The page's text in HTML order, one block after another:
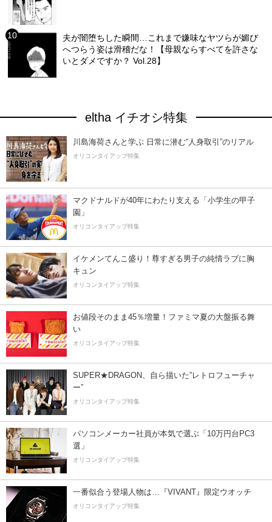
夫が闇堕ちした瞬間…これまで嫌味なヤツらが媚び
へつらう姿は滑稽だな！【母親ならすべてを許さな
いとダメですか？ Vol.28】
eltha イチオシ特集
川島海荷さんと学ぶ 日常に潜む“人身取引”のリアル
オリコンタイアップ特集
マクドナルドが40年にわたり支える「小学生の甲子
園」
オリコンタイアップ特集
イケメンてんこ盛り！尊すぎる男子の純情ラブに胸
キュン
オリコンタイアップ特集
お値段そのまま45％増量！ファミマ夏の大盤振る舞
い
オリコンタイアップ特集
SUPER★DRAGON、自ら描いた”レトロフューチャ
ー”
オリコンタイアップ特集
パソコンメーカー社員が本気で選ぶ「10万円台PC3
選」
オリコンタイアップ特集
一番似合う登場人物は…『VIVANT』限定ウオッチ
オリコンタイアップ特集